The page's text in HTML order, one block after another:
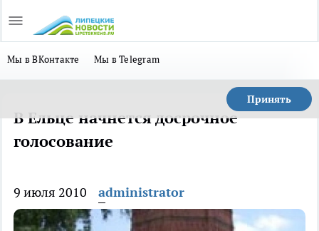
Мы в ВКонтакте Мы в Telegram
Принять
В Ельце начнется досрочное
голосование
9 июля 2010 administrator